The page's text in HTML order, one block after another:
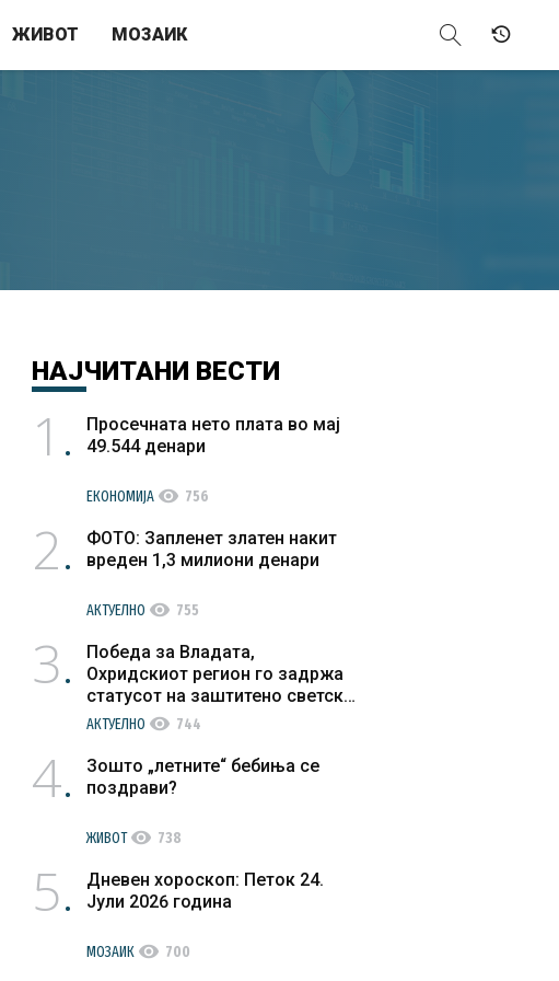
ЖИВОТ МОЗАИК
НАЈЧИТАНИ ВЕСТИ
1
Просечната нето плата во мај
49.544 денари
ЕКОНОМИЈА visibility 756
2
ФОТО: Запленет златен накит
вреден 1,3 милиони денари
АКТУЕЛНО visibility 755
3
Победа за Владата,
Охридскиот регион го задржа
статусот на заштитено светско
културно наследство
АКТУЕЛНО visibility 744
4
Зошто „летните“ бебиња се
поздрави?
ЖИВОТvisibility 738
5
Дневен хороскоп: Петок 24.
Јули 2026 година
МОЗАИК visibility 700